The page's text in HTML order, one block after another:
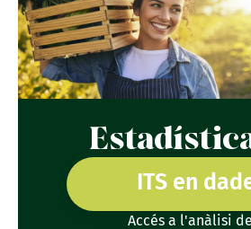
ITS en
Accés a l'anàlisi